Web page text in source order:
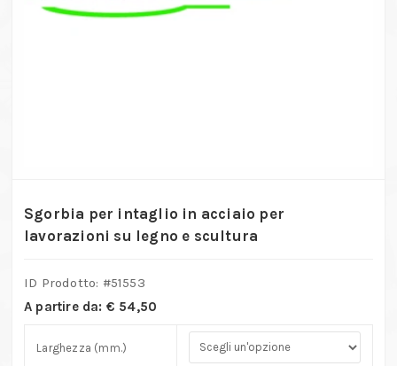
Sgorbia per intaglio in acciaio per
lavorazioni su legno e scultura
ID Prodotto: #51553
A partire da: € 54,50
Larghezza (mm.)